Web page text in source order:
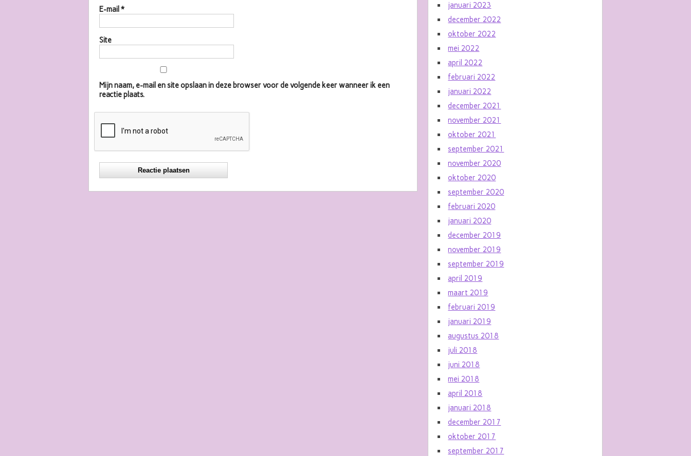
E-mail *
Site
Mijn naam, e-mail en site opslaan in deze browser voor de volgende keer wanneer ik een
reactie plaats.
januari 2023
december 2022
oktober 2022
mei 2022
april 2022
februari 2022
januari 2022
december 2021
november 2021
oktober 2021
september 2021
november 2020
oktober 2020
september 2020
februari 2020
januari 2020
december 2019
november 2019
september 2019
april 2019
maart 2019
februari 2019
januari 2019
augustus 2018
juli 2018
juni 2018
mei 2018
april 2018
januari 2018
december 2017
oktober 2017
september 2017